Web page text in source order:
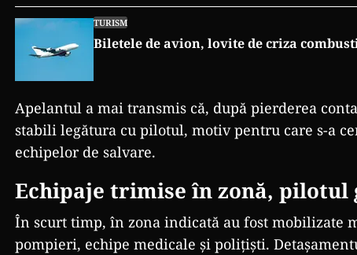
TURISM
Biletele de avion, lovite de criza
Apelantul a mai transmis că, după pierderea
stabili legătura cu pilotul, motiv pentru care s-a
echipelor de salvare.
Echipaje trimiseîn zonă, pilotul
În scurt timp, în zona indicată au fost mobilizate
pompieri, echipe medicale și polițiști.